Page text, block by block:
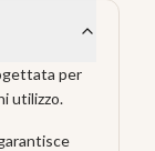
per
utilizzo.